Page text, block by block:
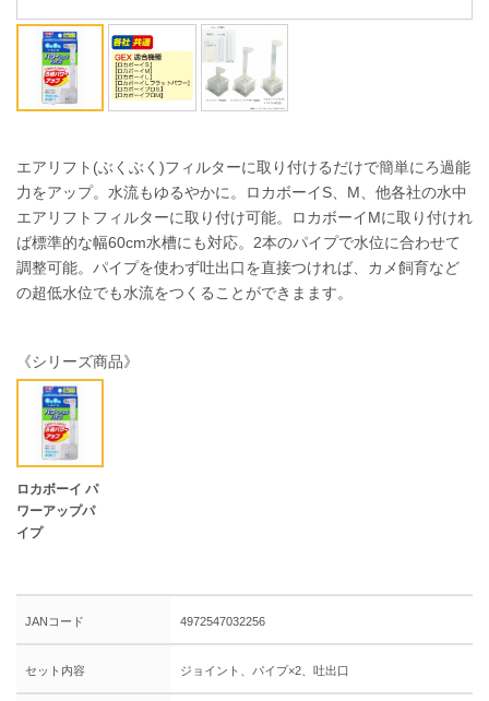
ENGLISH
エアリフト(ぶくぶく)フィルターに取り付けるだけで簡単にろ過能
力をアップ。水流もゆるやかに。ロカボーイS、M、他各社の水中
エアリフトフィルターに取り付け可能。ロカボーイMに取り付けれ
ば標準的な幅60cm水槽にも対応。2本のパイプで水位に合わせて
調整可能。パイプを使わず吐出口を直接つければ、カメ飼育など
の超低水位でも水流をつくることができまます。
《シリーズ商品》
ロカボーイ パ
ワーアップパ
イプ
JANコード 4972547032256
セット内容 ジョイント、パイプ×2、吐出口